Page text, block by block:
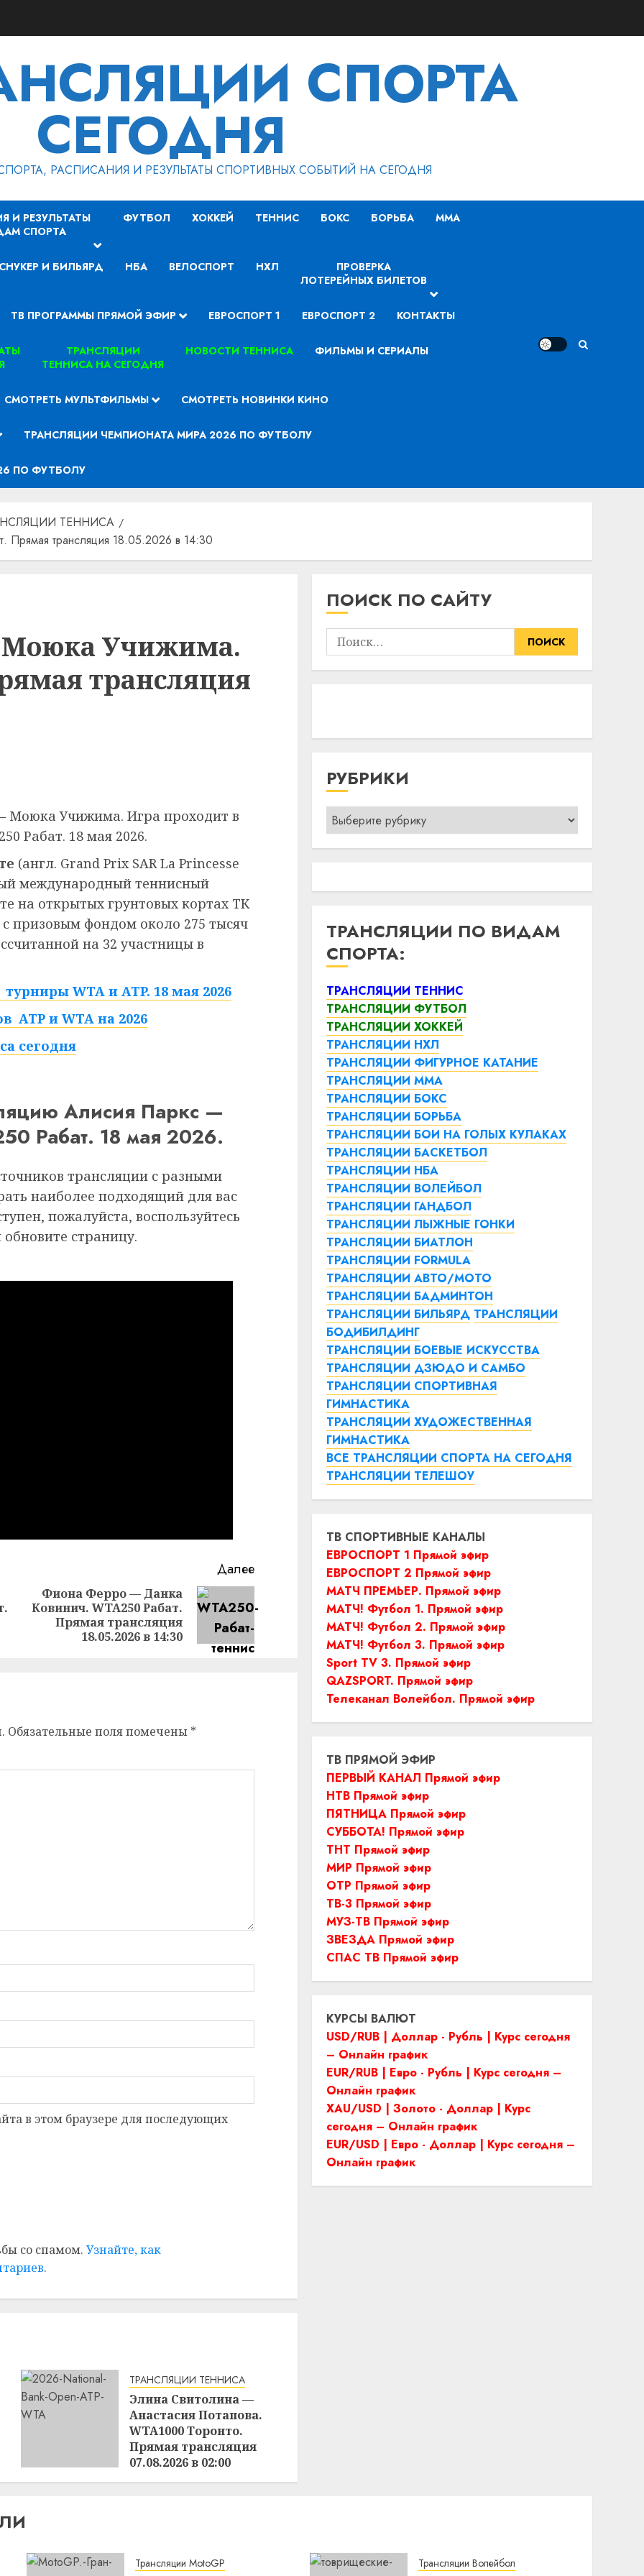
СПОРТА
СЕГОДНЯ
РАСПИСАНИЯ И РЕЗУЛЬТАТЫ СПОРТИВНЫХ СОБЫТИЙ НА СЕГОДНЯ
И РЕЗУЛЬТАТЫ
СПОРТА
ФУТБОЛ ХОККЕЙ ТЕННИС БОКС БОРЬБА MMA
СНУКЕР И БИЛЬЯРД НБА ВЕЛОСПОРТ НХЛ
ПРОВЕРКА
ЛОТЕРЕЙНЫХ БИЛЕТОВ
ТВ ПРОГРАММЫ ПРЯМОЙ ЭФИР ЕВРОСПОРТ 1 ЕВРОСПОРТ 2 КОНТАКТЫ
ТРАНСЛЯЦИИ
ТЕННИСА НА СЕГОДНЯ
НОВОСТИ ТЕННИСА ФИЛЬМЫ И СЕРИАЛЫ
СМОТРЕТЬ МУЛЬТФИЛЬМЫ СМОТРЕТЬ НОВИНКИ КИНО
ТРАНСЛЯЦИИ ЧЕМПИОНАТА МИРА 2026 ПО ФУТБОЛУ
ПО ФУТБОЛУ
ТЕННИСА
трансляция 18.05.2026 в 14:30
Учижима.
трансляция
Моюка Учижима. Игра проходит в
Рабат. 18 мая 2026.
(англ. Grand Prix SAR La Princesse
международный теннисный
на открытых грунтовых кортах ТК
с призовым фондом около 275 тысяч
на 32 участницы в
WTA и ATP. 18 мая 2026
ATP и WTA на 2026
сегодня
Алисия Паркс —
Рабат. 18 мая 2026.
трансляции с разными
наиболее подходящий для вас
пожалуйста, воспользуйтесь
страницу.
Предыдущая
запись:
Далее
Следующая
запись:
Фиона Ферро — Данка
Ковинич. WTA250 Рабат.
Прямая трансляция
18.05.2026 в 14:30
Обязательные поля помечены *
в этом браузере для последующих
со спамом. Узнайте, как
.
ТРАНСЛЯЦИИ ТЕННИСА
Элина Свитолина —
Анастасия Потапова.
WTA1000 Торонто.
Прямая трансляция
07.08.2026 в 02:00
22:24 06.08.2026
ПОИСК ПО САЙТУ
Найти:
РУБРИКИ
Рубрики
ТРАНСЛЯЦИИ ПО ВИДАМ
СПОРТА:
ТРАНСЛЯЦИИ ТЕННИС
ТРАНСЛЯЦИИ ФУТБОЛ
ТРАНСЛЯЦИИ ХОККЕЙ
ТРАНСЛЯЦИИ НХЛ
ТРАНСЛЯЦИИ ФИГУРНОЕ КАТАНИЕ
ТРАНСЛЯЦИИ ММА
ТРАНСЛЯЦИИ БОКС
ТРАНСЛЯЦИИ БОРЬБА
ТРАНСЛЯЦИИ БОИ НА ГОЛЫХ КУЛАКАХ
ТРАНСЛЯЦИИ БАСКЕТБОЛ
ТРАНСЛЯЦИИ НБА
ТРАНСЛЯЦИИ ВОЛЕЙБОЛ
ТРАНСЛЯЦИИ ГАНДБОЛ
ТРАНСЛЯЦИИ ЛЫЖНЫЕ ГОНКИ
ТРАНСЛЯЦИИ БИАТЛОН
ТРАНСЛЯЦИИ FORMULA
ТРАНСЛЯЦИИ АВТО/МОТО
ТРАНСЛЯЦИИ БАДМИНТОН
ТРАНСЛЯЦИИ БИЛЬЯРД ТРАНСЛЯЦИИ
БОДИБИЛДИНГ
ТРАНСЛЯЦИИ БОЕВЫЕ ИСКУССТВА
ТРАНСЛЯЦИИ ДЗЮДО И САМБО
ТРАНСЛЯЦИИ СПОРТИВНАЯ
ГИМНАСТИКА
ТРАНСЛЯЦИИ ХУДОЖЕСТВЕННАЯ
ГИМНАСТИКА
ВСЕ ТРАНСЛЯЦИИ СПОРТА НА СЕГОДНЯ
ТРАНСЛЯЦИИ ТЕЛЕШОУ
ТВ СПОРТИВНЫЕ КАНАЛЫ
ЕВРОСПОРТ 1 Прямой эфир
ЕВРОСПОРТ 2 Прямой эфир
МАТЧ ПРЕМЬЕР. Прямой эфир
МАТЧ! Футбол 1. Прямой эфир
МАТЧ! Футбол 2. Прямой эфир
МАТЧ! Футбол 3. Прямой эфир
Sport TV 3. Прямой эфир
QAZSPORT. Прямой эфир
Телеканал Волейбол. Прямой эфир
ТВ ПРЯМОЙ ЭФИР
ПЕРВЫЙ КАНАЛ Прямой эфир
НТВ Прямой эфир
ПЯТНИЦА Прямой эфир
СУББОТА! Прямой эфир
ТНТ Прямой эфир
МИР Прямой эфир
ОТР Прямой эфир
ТВ-3 Прямой эфир
МУЗ-ТВ Прямой эфир
ЗВЕЗДА Прямой эфир
СПАС ТВ Прямой эфир
КУРСЫ ВАЛЮТ
USD/RUB | Доллар - Рубль | Курс сегодня
– Онлайн график
EUR/RUB | Евро - Рубль | Курс сегодня –
Онлайн график
XAU/USD | Золото - Доллар | Курс
сегодня – Онлайн график
EUR/USD | Евро - Доллар | Курс сегодня –
Онлайн график
Трансляции MotoGP Трансляции Волейбол